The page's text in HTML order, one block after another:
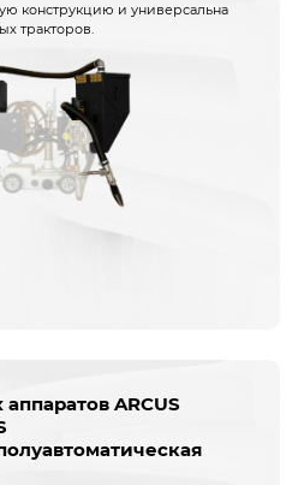
конструкцию и универсальна
тракторов.
ARCUS